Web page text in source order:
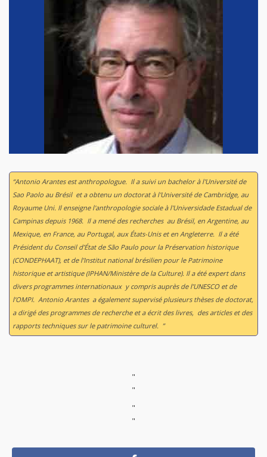
“Antonio Arantes est anthropologue. Il a suivi un bachelor à l'Université de
Sao Paolo au Brésil et a obtenu un doctorat à l'Université de Cambridge, au
Royaume Uni. Il enseigne l'anthropologie sociale à l'Universidade Estadual de
Campinas depuis 1968. Il a mené des recherches au Brésil, en Argentine, au
Mexique, en France, au Portugal, aux États-Unis et en Angleterre. Il a été
Président du Conseil d’État de São Paulo pour la Préservation historique
(CONDEPHAAT), et de l’Institut national brésilien pour le Patrimoine
historique et artistique (IPHAN/Ministère de la Culture). Il a été expert dans
divers programmes internationaux y compris auprès de l’UNESCO et de
l’OMPI. Antonio Arantes a également supervisé plusieurs thèses de doctorat,
a dirigé des programmes de recherche et a écrit des livres, des articles et des
rapports techniques sur le patrimoine culturel. ”
"
"
"
"